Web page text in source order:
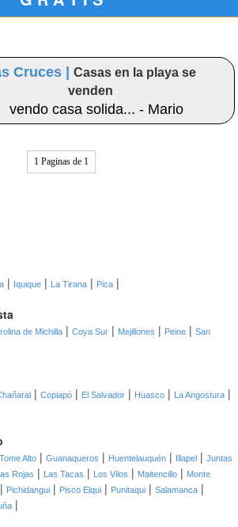
Cruces |Casas en la playa se
venden
vendo casa solida... - Mario
1 Paginas de 1
| Iquique | La Tirana | Pica |
de Michilla | Coya Sur | Mejillones | Peine | San
| Copiapó | El Salvador | Huasco | La Angostura |
Alto | Guanaqueros | Huentelauquén | Illapel | Juntas
Las Rojas | Las Tacas | Los Vilos | Maitencillo | Monte
| Pichidangui | Pisco Elqui | Punitaqui | Salamanca |
|